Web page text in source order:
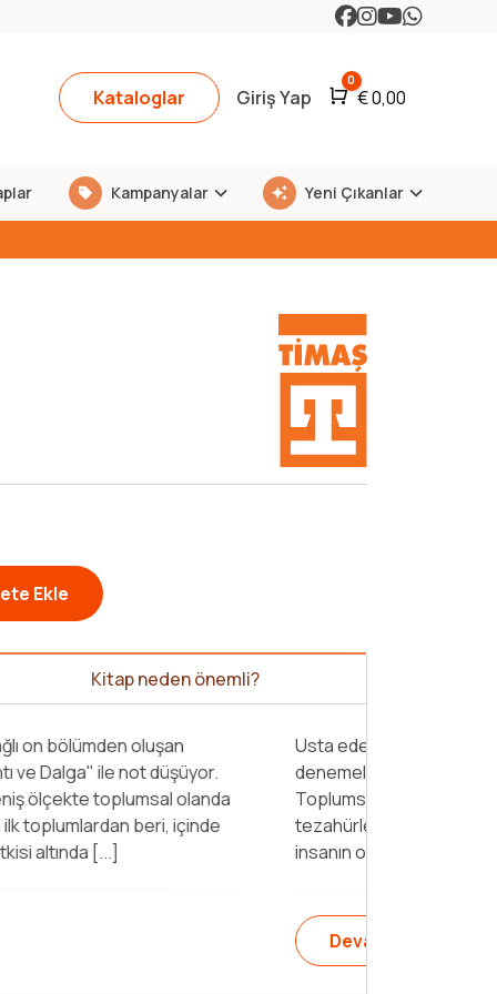
Kataloglar Giriş Yap Araba
0
€0,00
Kampanyalar Yeni Çıkanlar
Ekle
Kitap neden önemli?
bağlı on bölümden oluşan
"Çalkantı ve Dalga" ile not düşüyor.
olanın geniş ölçekte toplumsal olanda
ele alırken ilk toplumlardan beri, içinde